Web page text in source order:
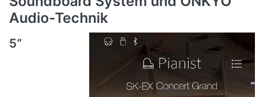
Audio-Technik
5“